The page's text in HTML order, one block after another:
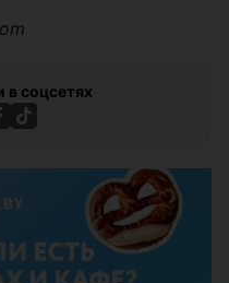
в соцсетях